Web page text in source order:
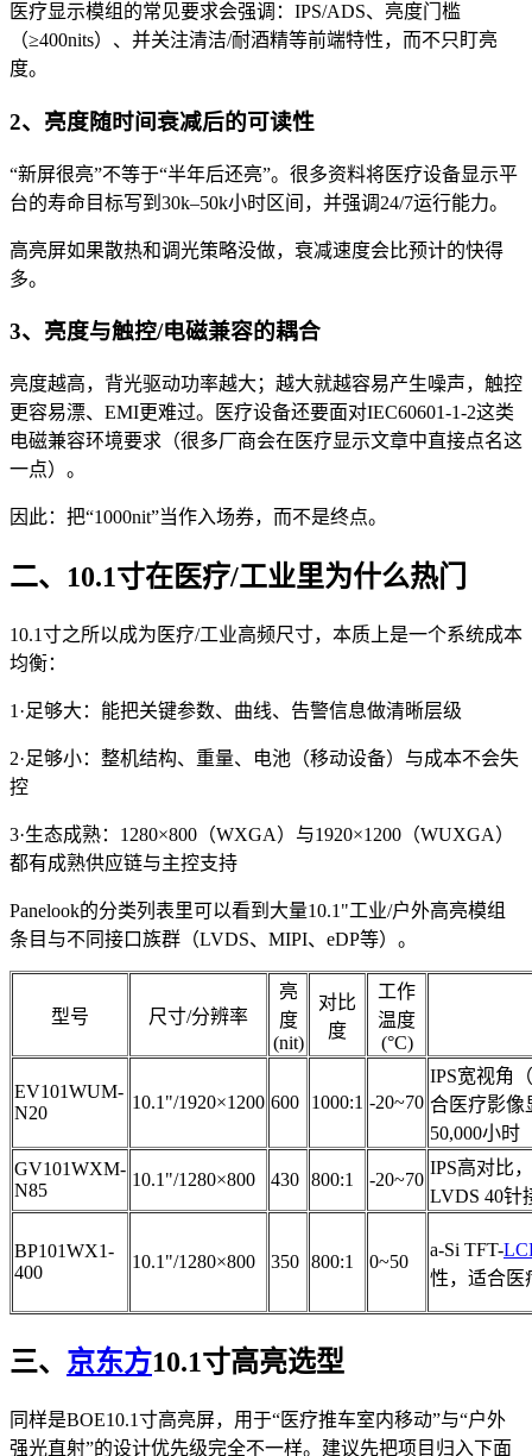
医疗显示模组的常见要求会强调：IPS/ADS、亮度门槛
（≥400nits）、并关注清洁/耐酒精等前端特性，而不只盯亮
度。
2、亮度随时间衰减后的可读性
“新屏很亮”不等于“半年后还亮”。很多资料将医疗设备显示平
台的寿命目标写到30k–50k小时区间，并强调24/7运行能力。
高亮屏如果散热和调光策略没做，衰减速度会比预计的快得
多。
3、亮度与触控/电磁兼容的耦合
亮度越高，背光驱动功率越大；越大就越容易产生噪声，触控
更容易漂、EMI更难过。医疗设备还要面对IEC60601-1-2这类
电磁兼容环境要求（很多厂商会在医疗显示文章中直接点名这
一点）。
因此：把“1000nit”当作入场券，而不是终点。
二、10.1寸在医疗/工业里为什么热门
10.1寸之所以成为医疗/工业高频尺寸，本质上是一个系统成本
均衡：
1·足够大：能把关键参数、曲线、告警信息做清晰层级
2·足够小：整机结构、重量、电池（移动设备）与成本不会失
控
3·生态成熟：1280×800（WXGA）与1920×1200（WUXGA）
都有成熟供应链与主控支持
Panelook的分类列表里可以看到大量10.1"工业/户外高亮模组
条目与不同接口族群（LVDS、MIPI、eDP等）。
型号 尺寸/分辨率
亮
度
(nit)
对比
度
工作
温度
(°C)
EV101WUM-
N20
10.1"/1920×1200 600 1000:1 -20~70
IPS宽视角
合医疗影像
50,000小时
GV101WXM-
N85
10.1"/1280×800 430 800:1 -20~70
IPS高对比
LVDS 40针
BP101WX1-
400
10.1"/1280×800 350 800:1 0~50
a-Si TFT-
性，适合医
三、 京东方10.1寸高亮选型
同样是BOE10.1寸高亮屏，用于“医疗推车室内移动”与“户外
强光直射”的设计优先级完全不一样。建议先把项目归入下面